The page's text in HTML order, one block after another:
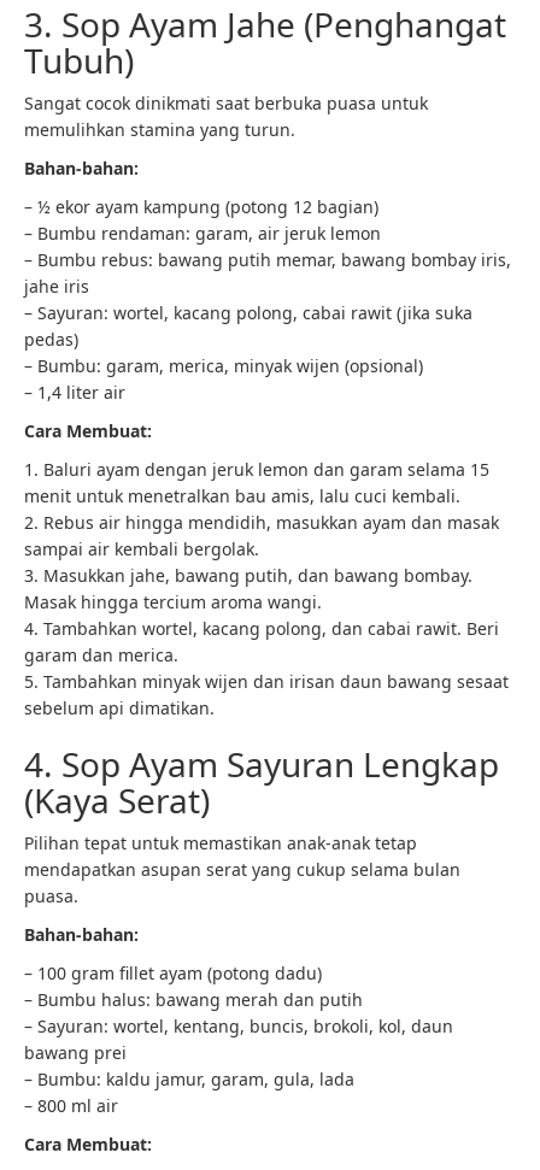
3. Sop Ayam Jahe (Penghangat
Tubuh)
Sangat cocok dinikmati saat berbuka puasa untuk
memulihkan stamina yang turun.
Bahan-bahan:
– ½ ekor ayam kampung (potong 12 bagian)
– Bumbu rendaman: garam, air jeruk lemon
– Bumbu rebus: bawang putih memar, bawang bombay iris,
jahe iris
– Sayuran: wortel, kacang polong, cabai rawit (jika suka
pedas)
– Bumbu: garam, merica, minyak wijen (opsional)
– 1,4 liter air
Cara Membuat:
1. Baluri ayam dengan jeruk lemon dan garam selama 15
menit untuk menetralkan bau amis, lalu cuci kembali.
2. Rebus air hingga mendidih, masukkan ayam dan masak
sampai air kembali bergolak.
3. Masukkan jahe, bawang putih, dan bawang bombay.
Masak hingga tercium aroma wangi.
4. Tambahkan wortel, kacang polong, dan cabai rawit. Beri
garam dan merica.
5. Tambahkan minyak wijen dan irisan daun bawang sesaat
sebelum api dimatikan.
4. Sop Ayam Sayuran Lengkap
(Kaya Serat)
Pilihan tepat untuk memastikan anak-anak tetap
mendapatkan asupan serat yang cukup selama bulan
puasa.
Bahan-bahan:
– 100 gram fillet ayam (potong dadu)
– Bumbu halus: bawang merah dan putih
– Sayuran: wortel, kentang, buncis, brokoli, kol, daun
bawang prei
– Bumbu: kaldu jamur, garam, gula, lada
– 800 ml air
Cara Membuat: